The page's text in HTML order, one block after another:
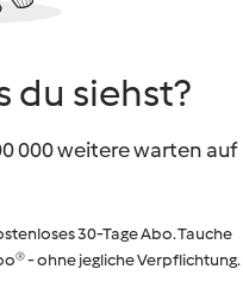
du siehst?
000 weitere warten auf
30-Tage Abo. Tauche
- ohne jegliche Verpflichtung.